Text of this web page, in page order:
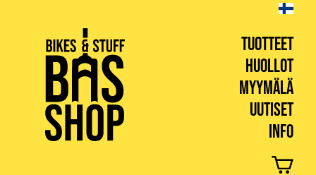
TUOTTEET
HUOLLOT
MYYMÄLÄ
UUTISET
INFO
BIKES & STUFF